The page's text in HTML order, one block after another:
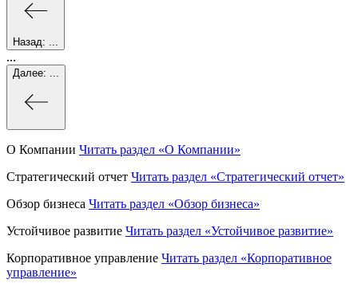
Назад:
...
Далее:
О Компании Читать раздел «О Компании»
Стратегический отчет Читать раздел «Стратегический отчет»
Обзор бизнеса Читать раздел «Обзор бизнеса»
Устойчивое развитие Читать раздел «Устойчивое развитие»
Корпоративное управление Читать раздел «Корпоративное
управление»